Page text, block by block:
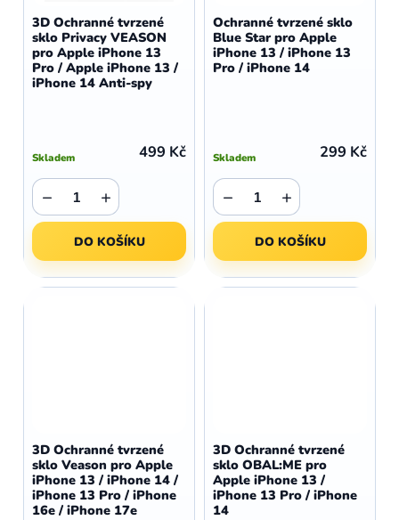
3D Ochranné tvrzené
sklo Privacy VEASON
pro Apple iPhone 13
Pro / Apple iPhone 13 /
iPhone 14 Anti-spy
Skladem 499 Kč
+
−
DO KOŠÍKU
Ochranné tvrzené sklo
Blue Star pro Apple
iPhone 13 / iPhone 13
Pro / iPhone 14
Skladem 299 Kč
+
−
DO KOŠÍKU
3D Ochranné tvrzené
sklo Veason pro Apple
iPhone 13 / iPhone 14 /
iPhone 13 Pro / iPhone
16e / iPhone 17e
3D Ochranné tvrzené
sklo OBAL:ME pro
Apple iPhone 13 /
iPhone 13 Pro / iPhone
14